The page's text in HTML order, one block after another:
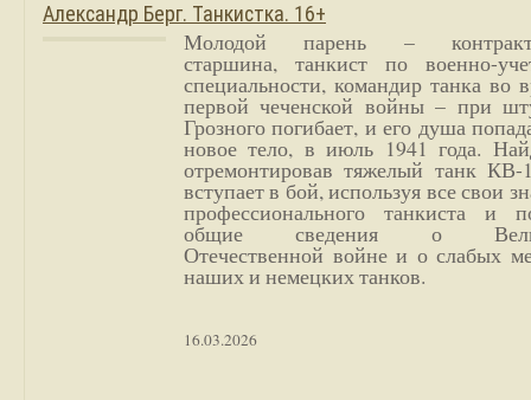
Александр Берг. Танкистка. 16+
Молодой парень –
старшина, танкист по военно-
специальности, командир танка во
первой чеченской войны – при
Грозного погибает, и его душа
новое тело, в июль 1941 года.
отремонтировав тяжелый танк
вступает в бой, используя все свои
профессионального танкиста и
общие сведения о
Отечественной войне и о слабых
наших и немецких танков.
16.03.2026